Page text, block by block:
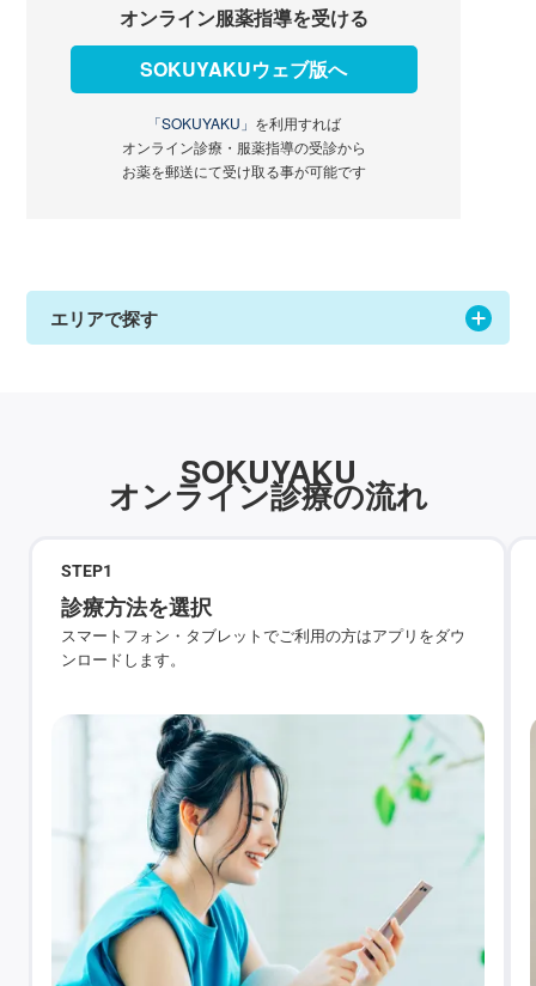
オンライン服薬指導を受ける
SOKUYAKUウェブ版へ
「SOKUYAKU」 を利用すれば
オンライン診療・服薬指導の受診から
お薬を郵送にて受け取る事が可能です
エリアで探す
SOKUYAKU
オンライン診療の流れ
STEP1
診療方法を選択
スマートフォン・タブレットでご利用の方はアプリをダウ
ンロードします。